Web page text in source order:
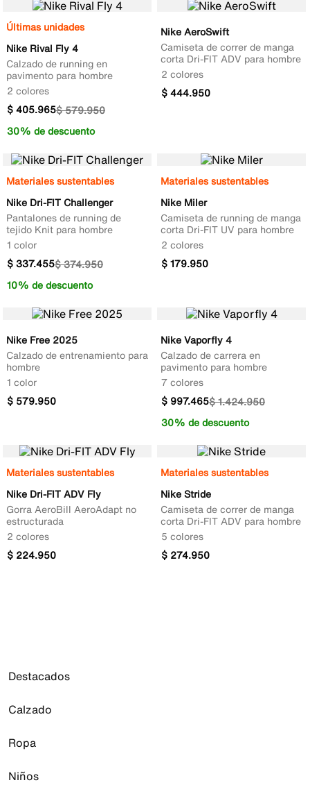
Últimas unidades
Nike Rival Fly 4
Calzado de running en
pavimento para hombre
2 colores
$579.950
$405.965
30% de descuento
Nike AeroSwift
Camiseta de correr de manga
corta Dri-FIT ADV para hombre
2 colores
$444.950
Materiales sustentables
Nike Dri-FIT Challenger
Pantalones de running de
tejido Knit para hombre
1 color
$374.950
$337.455
10% de descuento
Materiales sustentables
Nike Miler
Camiseta de running de manga
corta Dri-FIT UV para hombre
2 colores
$179.950
Nike Free 2025
Calzado de entrenamiento para
hombre
1 color
$ 579.950
Nike Vaporfly 4
Calzado de carrera en
pavimento para hombre
7 colores
$1.424.950
$ 997.465
30% de descuento
Materiales sustentables
Nike Dri-FIT ADV Fly
Gorra AeroBill AeroAdapt no
estructurada
2 colores
$ 224.950
Materiales sustentables
Nike Stride
Camiseta de correr de manga
corta Dri-FIT ADV para hombre
5 colores
$ 274.950
Destacados
Air Max 270
Air Max 90
Calzado
Todo el calzado
Ropa
Toda la ropa
Niños